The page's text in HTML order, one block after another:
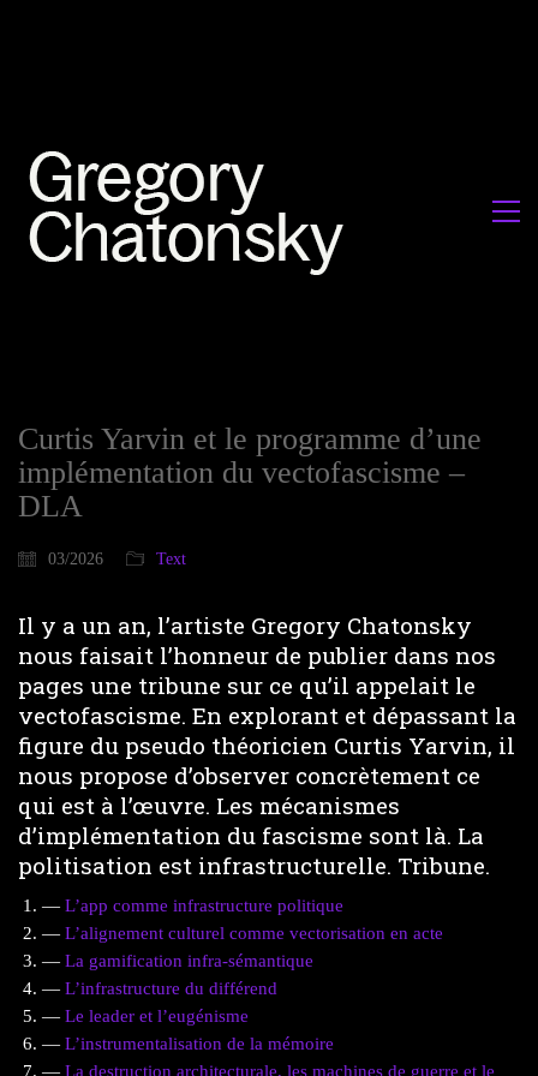
Curtis Yarvin et le programme d’une
implémentation du vectofascisme –
DLA
03/2026 Text
Il y a un an, l’artiste Gregory Chatonsky
nous faisait l’honneur de publier dans nos
pages une tribune sur ce qu’il appelait le
vectofascisme. En explorant et dépassant la
figure du pseudo théoricien Curtis Yarvin, il
nous propose d’observer concrètement ce
qui est à l’œuvre. Les mécanismes
d’implémentation du fascisme sont là. La
politisation est infrastructurelle. Tribune.
— L’app comme infrastructure politique
— L’alignement culturel comme vectorisation en acte
— La gamification infra-sémantique
— L’infrastructure du différend
— Le leader et l’eugénisme
— L’instrumentalisation de la mémoire
— La destruction architecturale, les machines de guerre et le